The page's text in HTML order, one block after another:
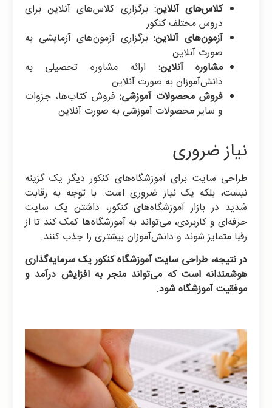
کلاس‌های آنلاین: برگزاری کلاس‌های آنلاین برای
دروس مختلف کنکور
آزمون‌های آنلاین:برگزاری آزمون‌های آزمایشی به
صورت آنلاین
مشاوره آنلاین: ارائه مشاوره تحصیلی به
دانش‌آموزان به صورت آنلاین
فروش محصولات آموزشی:فروش کتاب‌ها، جزوات
و سایر محصولات آموزشی به صورت آنلاین
نیاز ضروری
طراحی سایت برای آموزشگاه‌های کنکور دیگر یک گزینه
نیست، بلکه یک نیاز ضروری است. با توجه به رقابت
شدید در بازار آموزشگاه‌های کنکور، داشتن یک سایت
حرفه‌ای و کاربردی، می‌تواند به آموزشگاه‌ها کمک کند تا از
رقبا متمایز شوند و دانش‌آموزان بیشتری را جذب کنند.
در نتیجه، طراحی سایت آموزشگاه کنکور یک سرمایه‌گذاری
هوشمندانه است که می‌تواند منجر به افزایش درآمد و
موفقیت آموزشگاه شود.